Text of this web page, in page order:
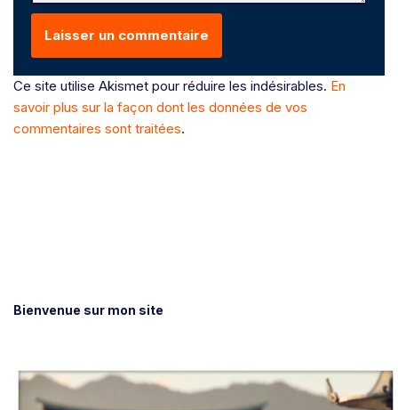
Ce site utilise Akismet pour réduire les indésirables. En
savoir plus sur la façon dont les données de vos
commentaires sont traitées.
Bienvenue sur mon site